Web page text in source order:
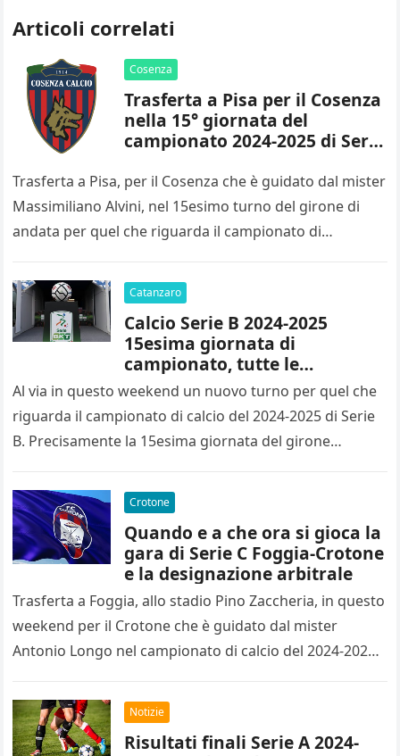
Articoli correlati
Cosenza
Trasferta a Pisa per il Cosenza
nella 15° giornata del
campionato 2024-2025 di Serie
Trasferta a Pisa, per il Cosenza che è guidato dal mister
Massimiliano Alvini, nel 15esimo turno del girone di
andata per quel che riguarda il campionato di…
Catanzaro
Calcio Serie B 2024-2025
15esima giornata di
campionato, tutte le
designazioni arbitrali
Al via in questo weekend un nuovo turno per quel che
riguarda il campionato di calcio del 2024-2025 di Serie
B. Precisamente la 15esima giornata del girone…
Crotone
Quando e a che ora si gioca la
gara di Serie C Foggia-Crotone
e la designazione arbitrale
Trasferta a Foggia, allo stadio Pino Zaccheria, in questo
weekend per il Crotone che è guidato dal mister
Antonio Longo nel campionato di calcio del 2024-2025
Notizie
Risultati finali Serie A 2024-